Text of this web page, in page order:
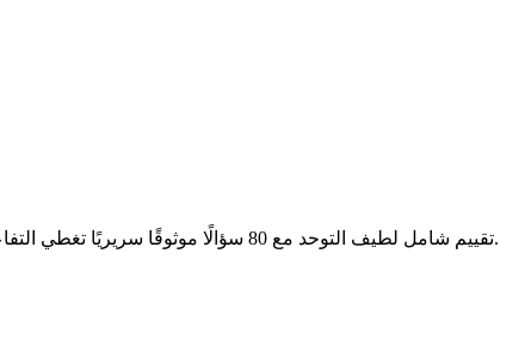
تقييم شامل لطيف التوحد مع 80 سؤالًا موثوقًا سريريًا تغطي التفاعل الاجتماعي، والحساسية الحسية، والاهتمامات المحدودة، واللغة.